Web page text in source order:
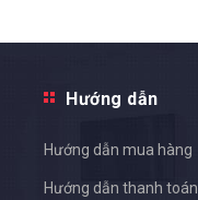
Hướng dẫn
Hướng dẫn mua hàng
Hướng dẫn thanh toán